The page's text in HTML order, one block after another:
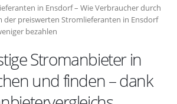
in Ensdorf – Wie Verbraucher durch
der preiswerten Stromlieferanten in Ensdorf
bezahlen
Stromanbieter in
und finden – dank